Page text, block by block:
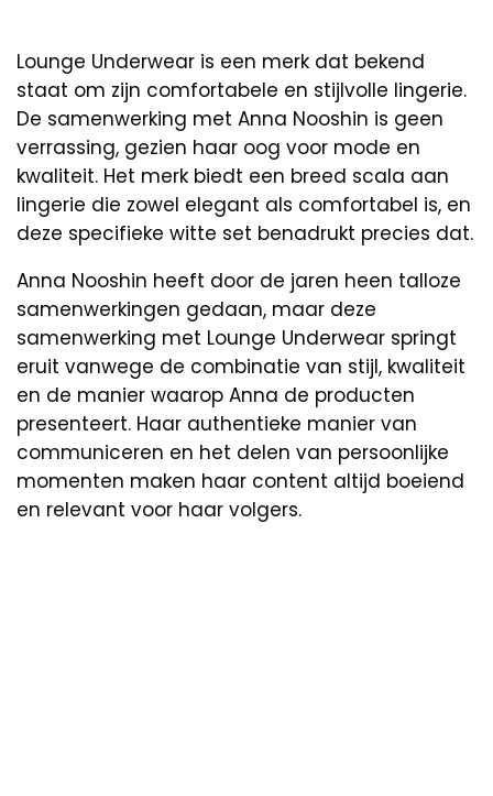
Lounge Underwear is een merk dat bekend
staat om zijn comfortabele en stijlvolle lingerie.
De samenwerking met Anna Nooshin is geen
verrassing, gezien haar oog voor mode en
kwaliteit. Het merk biedt een breed scala aan
lingerie die zowel elegant als comfortabel is, en
deze specifieke witte set benadrukt precies dat.
Anna Nooshin heeft door de jaren heen talloze
samenwerkingen gedaan, maar deze
samenwerking met Lounge Underwear springt
eruit vanwege de combinatie van stijl, kwaliteit
en de manier waarop Anna de producten
presenteert. Haar authentieke manier van
communiceren en het delen van persoonlijke
momenten maken haar content altijd boeiend
en relevant voor haar volgers.